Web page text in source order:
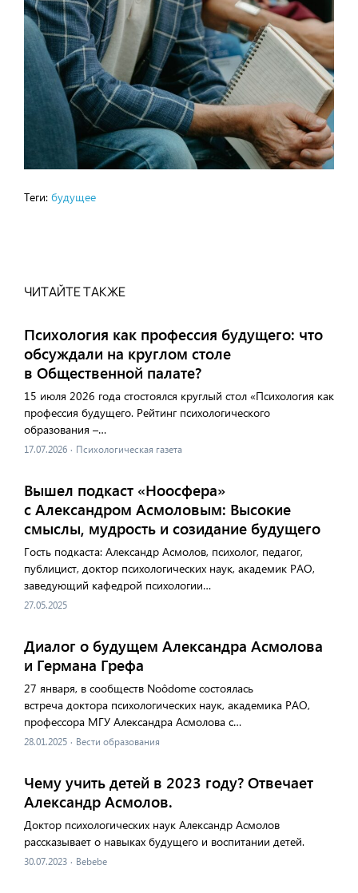
Теги: будущее
ЧИТАЙТЕ ТАКЖЕ
Психология как профессия будущего: что
обсуждали на круглом столе
в Общественной палате?
15 июля 2026 года стостоялся круглый стол «Психология как
профессия будущего. Рейтинг психологического
образования –…
17.07.2026 · Психологическая газета
Вышел подкаст «Ноосфера»
с Александром Асмоловым: Высокие
смыслы, мудрость и созидание будущего
Гость подкаста: Александр Асмолов, психолог, педагог,
публицист, доктор психологических наук, академик РАО,
заведующий кафедрой психологии…
27.05.2025
Диалог о будущем Александра Асмолова
и Германа Грефа
27 января, в сообществ Noôdome состоялась
встреча доктора психологических наук, академика РАО,
профессора МГУ Александра Асмолова с…
28.01.2025 · Вести образования
Чему учить детей в 2023 году? Отвечает
Александр Асмолов.
Доктор психологических наук Александр Асмолов
рассказывает о навыках будущего и воспитании детей.
30.07.2023 · Bebebe